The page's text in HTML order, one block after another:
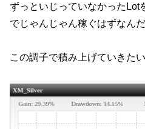
ずっといじっていなかったLot
でじゃんじゃん稼ぐはずなんだ
この調子で積み上げていきた